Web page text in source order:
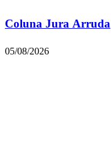
Coluna Jura Arruda
05/08/2026